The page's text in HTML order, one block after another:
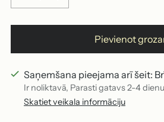
Pievienot
Saņemšana pieejama arī šeit:
Ir noliktavā, Parasti gatavs 2-4
Skatiet veikala informāciju